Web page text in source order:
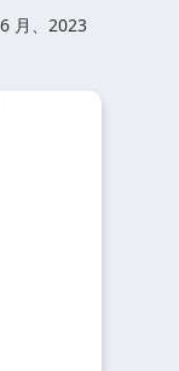
月、2023